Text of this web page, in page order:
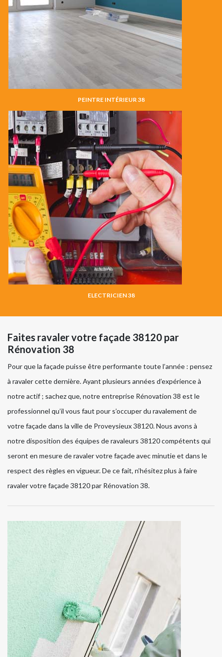
PEINTRE INTÉRIEUR 38
ELECTRICIEN 38
Faites ravaler votre façade 38120 par
Rénovation 38
Pour que la façade puisse être performante toute l’année : pensez
à ravaler cette dernière. Ayant plusieurs années d’expérience à
notre actif ; sachez que, notre entreprise Rénovation 38 est le
professionnel qu’il vous faut pour s’occuper du ravalement de
votre façade dans la ville de Proveysieux 38120. Nous avons à
notre disposition des équipes de ravaleurs 38120 compétents qui
seront en mesure de ravaler votre façade avec minutie et dans le
respect des règles en vigueur. De ce fait, n’hésitez plus à faire
ravaler votre façade 38120 par Rénovation 38.